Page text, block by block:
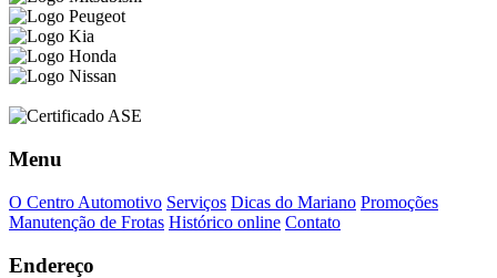
Menu
O Centro Automotivo Serviços Dicas do Mariano Promoções
Manutenção de Frotas Histórico online Contato
Endereço